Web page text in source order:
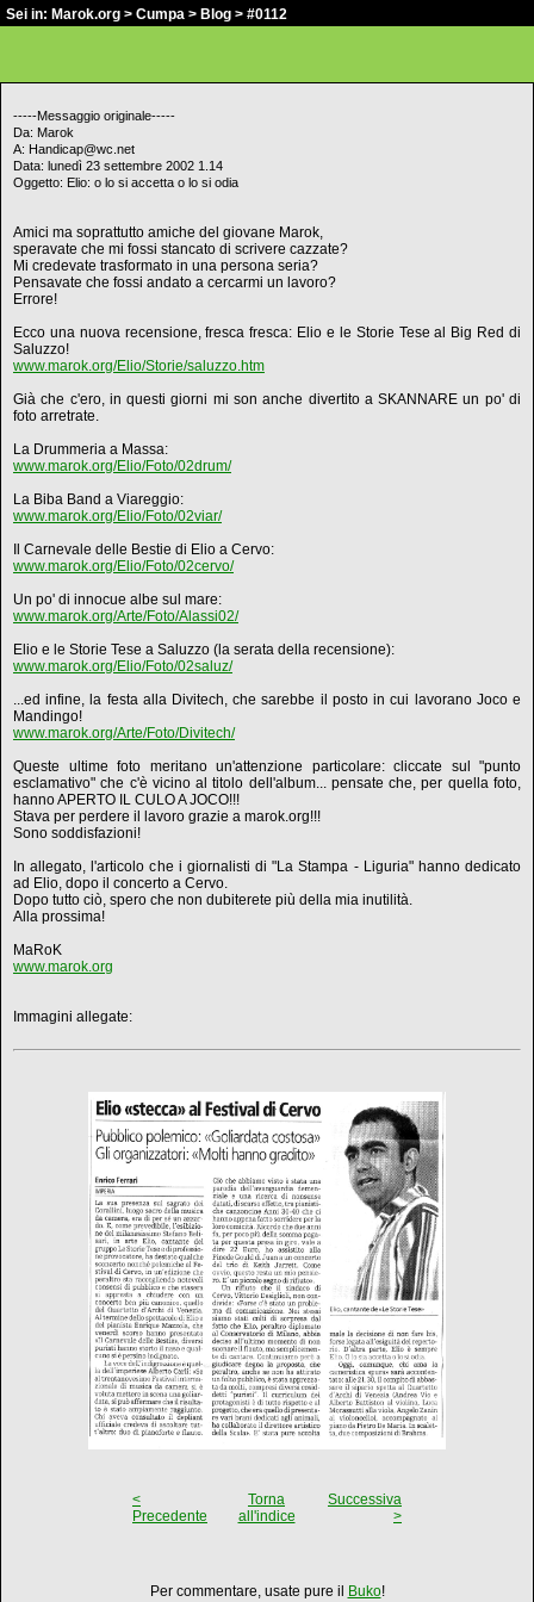
Sei in: Marok.org > Cumpa > Blog > #0112
-----Messaggio originale-----
Da: Marok
A: Handicap@wc.net
Data: lunedì 23 settembre 2002 1.14
Oggetto: Elio: o lo si accetta o lo si odia
Amici ma soprattutto amiche del giovane Marok,
speravate che mi fossi stancato di scrivere cazzate?
Mi credevate trasformato in una persona seria?
Pensavate che fossi andato a cercarmi un lavoro?
Errore!
Ecco una nuova recensione, fresca fresca: Elio e le Storie Tese al Big Red di
Saluzzo!
www.marok.org/Elio/Storie/saluzzo.htm
Già che c'ero, in questi giorni mi son anche divertito a SKANNARE un po' di
foto arretrate.
La Drummeria a Massa:
www.marok.org/Elio/Foto/02drum/
La Biba Band a Viareggio:
www.marok.org/Elio/Foto/02viar/
Il Carnevale delle Bestie di Elio a Cervo:
www.marok.org/Elio/Foto/02cervo/
Un po' di innocue albe sul mare:
www.marok.org/Arte/Foto/Alassi02/
Elio e le Storie Tese a Saluzzo (la serata della recensione):
www.marok.org/Elio/Foto/02saluz/
...ed infine, la festa alla Divitech, che sarebbe il posto in cui lavorano Joco e
Mandingo!
www.marok.org/Arte/Foto/Divitech/
Queste ultime foto meritano un'attenzione particolare: cliccate sul "punto
esclamativo" che c'è vicino al titolo dell'album... pensate che, per quella foto,
hanno APERTO IL CULO A JOCO!!!
Stava per perdere il lavoro grazie a marok.org!!!
Sono soddisfazioni!
In allegato, l'articolo che i giornalisti di "La Stampa - Liguria" hanno dedicato
ad Elio, dopo il concerto a Cervo.
Dopo tutto ciò, spero che non dubiterete più della mia inutilità.
Alla prossima!
MaRoK
www.marok.org
Immagini allegate:
<
Precedente
Torna
all'indice
Successiva
>
Per commentare, usate pure il Buko!